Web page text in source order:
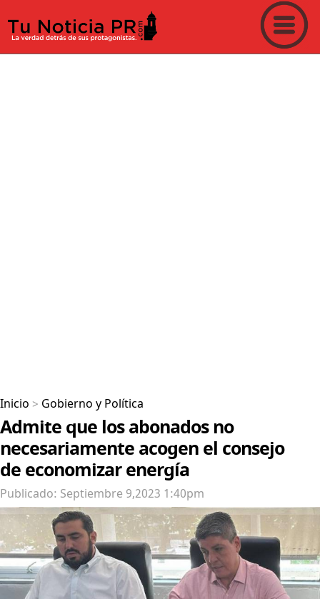
Inicio > Gobierno y Política
Admite que los abonados no
necesariamente acogen el consejo
de economizar energía
Publicado: Septiembre 9,2023 1:40pm